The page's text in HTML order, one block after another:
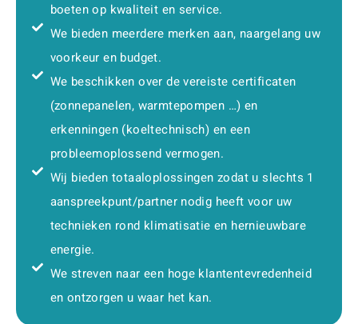
boeten op kwaliteit en service.
We bieden meerdere merken aan, naargelang uw
voorkeur en budget.
We beschikken over de vereiste certificaten
(zonnepanelen, warmtepompen …) en
erkenningen (koeltechnisch) en een
probleemoplossend vermogen.
Wij bieden totaaloplossingen zodat u slechts 1
aanspreekpunt/partner nodig heeft voor uw
technieken rond klimatisatie en hernieuwbare
energie.
We streven naar een hoge klantentevredenheid
en ontzorgen u waar het kan.